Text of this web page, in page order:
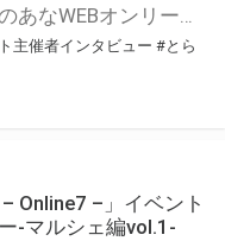
こんにちは、とらのあなWEBオンリー運営スタッフです。 新たにお届けする、イベント主催者インタビュー-マルシェ編-は、 とらのあなWEBオンリー「マルシェ」をご利用の主催様に 「マルシェ」を使ってイベントを開催した感想や心がけをお聞きする企画です。 今回は、WEBオンリー初開催「駄菓子と唐揚げ、きみの青」より、 主催のぎこ六屋様にお話を伺いました。 協力：ぎこ六屋様／イベント公式Twitter（@krkgwks） とらのあなWEBオンリー「マルシェ」とは？ WEBオンリーでリアルタイムでコミュニケーションがとれるオンライン会場です。
主催者インタビュー #とら
Online7 –」イベント
-マルシェ編vol.1-